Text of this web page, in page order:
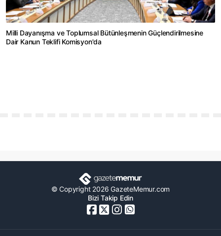
Milli Dayanışma ve Toplumsal Bütünleşmenin Güçlendirilmesine
Dair Kanun Teklifi Komisyon'da
© Copyright 2026 GazeteMemur.com
Bizi Takip Edin